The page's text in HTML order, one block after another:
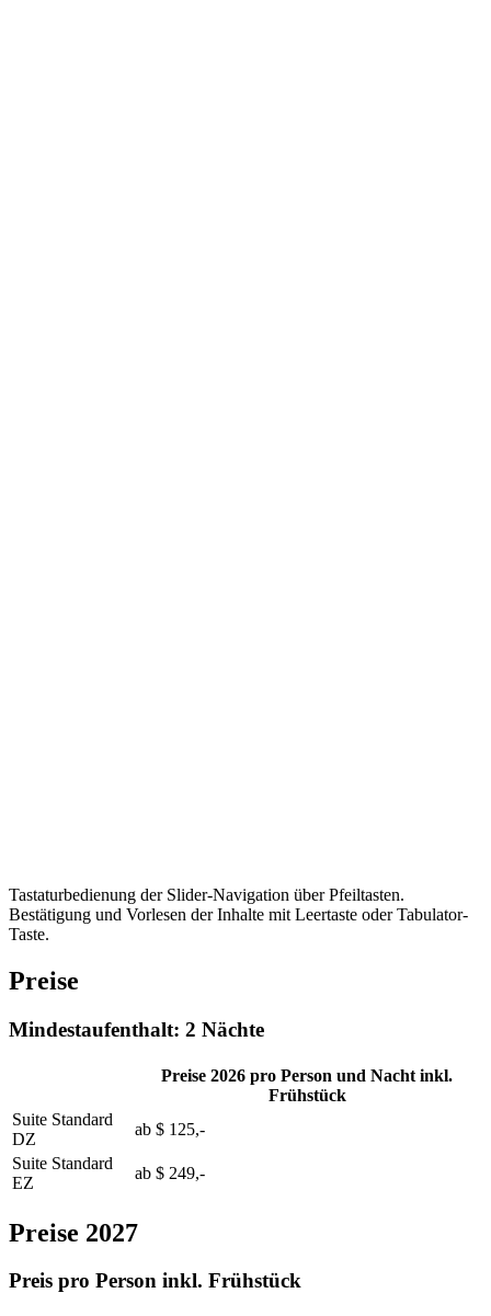
Tastaturbedienung der Slider-Navigation über Pfeiltasten.
Bestätigung und Vorlesen der Inhalte mit Leertaste oder Tabulator-
Taste.
Preise
Mindestaufenthalt: 2 Nächte
Preise 2026 pro Person und Nacht inkl.
Frühstück
Suite Standard
DZ
ab $ 125,-
Suite Standard
EZ
ab $ 249,-
Preise 2027
Preis pro Person inkl. Frühstück